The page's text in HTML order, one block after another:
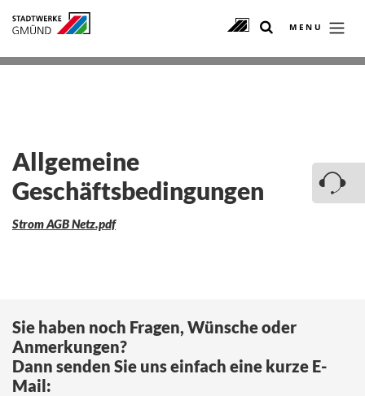
MENU
Allgemeine
Geschäftsbedingungen
Strom AGB Netz.pdf
Sie haben noch Fragen, Wünsche oder
Anmerkungen?
Dann senden Sie uns einfach eine kurze E-
Mail: